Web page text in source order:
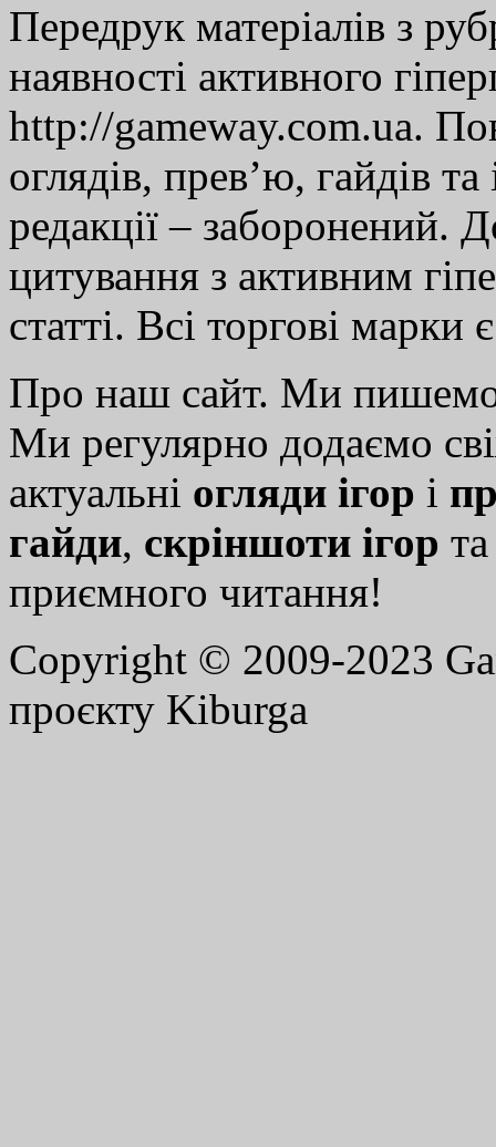
Передрук матеріалів з
наявності активного
http://gameway.com.ua.
оглядів, прев’ю, гайдів
редакції – заборонений.
цитування з активним
статті. Всі торгові марки
Про наш сайт. Ми
Ми регулярно додаємо
актуальні огляди ігор і
гайди, скріншоти ігор
приємного читання!
Copyright © 2009-2023
проєкту Kiburga